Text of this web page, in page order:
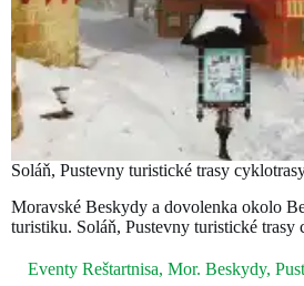
Soláň, Pustevny turistické trasy
Moravské Beskydy a dovolenka okolo
turistiku. Soláň, Pustevny turistické trasy
Eventy Reštartnisa, Mor. Beskydy,